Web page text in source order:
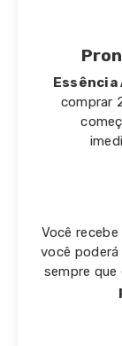
comprar
Você
você
sempre que